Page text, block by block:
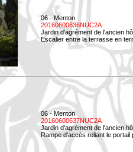
06 - Menton
20160600636NUC2A
Jardin d'agrément de l'ancien
Escalier entre la terrasse en
06 - Menton
20160600637NUC2A
Jardin d'agrément de l'ancien
Rampe d'accès reliant le portail